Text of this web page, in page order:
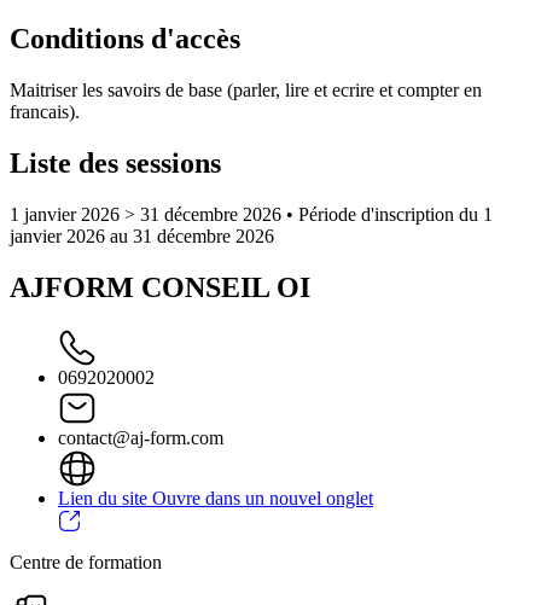
Conditions d'accès
Maitriser les savoirs de base (parler, lire et ecrire et compter en
francais).
Liste des sessions
1 janvier 2026 > 31 décembre 2026 • Période d'inscription du 1
janvier 2026 au 31 décembre 2026
AJFORM CONSEIL OI
0692020002
contact@aj-form.com
Lien du site Ouvre dans un nouvel onglet
Centre de formation